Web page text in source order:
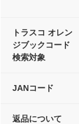
トラスコ オレン
ジブックコード
検索対象
JANコード
返品について